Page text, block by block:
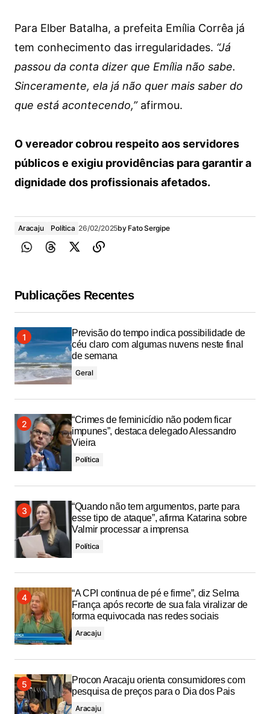
Para Elber Batalha, a prefeita Emília Corrêa já
tem conhecimento das irregularidades. “Já
passou da conta dizer que Emília não sabe.
Sinceramente, ela já não quer mais saber do
que está acontecendo,”afirmou.
O vereador cobrou respeito aos servidores
públicos e exigiu providências para garantir a
dignidade dos profissionais afetados.
Aracaju Política 26/02/2025by Fato Sergipe
Publicações Recentes
Previsão do tempo indica possibilidade de
céu claro com algumas nuvens neste final
de semana
Geral
“Crimes de feminicídio não podem ficar
impunes”, destaca delegado Alessandro
Vieira
Política
“Quando não tem argumentos, parte para
esse tipo de ataque”, afirma Katarina sobre
Valmir processar a imprensa
Política
“A CPI continua de pé e firme”, diz Selma
França após recorte de sua fala viralizar de
forma equivocada nas redes sociais
Aracaju
Procon Aracaju orienta consumidores com
pesquisa de preços para o Dia dos Pais
Aracaju